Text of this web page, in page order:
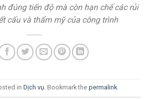
đúng tiến độ mà còn hạn chế các rủi
cấu và thẩm mỹ của công trình
in Dịch vụ. Bookmark the permalink.